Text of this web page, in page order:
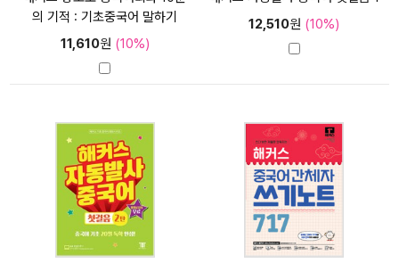
의 기적 : 기초중국어 말하기
11,610원 (10%)
12,510원 (10%)